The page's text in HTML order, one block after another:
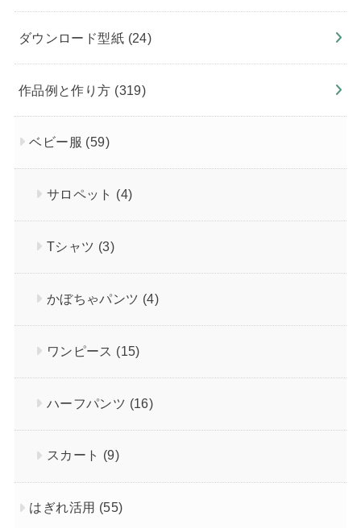
ダウンロード型紙 (24)
作品例と作り方 (319)
ベビー服 (59)
サロペット (4)
Tシャツ (3)
かぼちゃパンツ (4)
ワンピース (15)
ハーフパンツ (16)
スカート (9)
はぎれ活用 (55)